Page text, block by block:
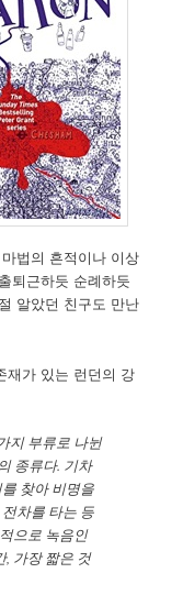
법의 흔적이나 이상
퇴근하듯 순례하듯
알았던 친구도 만난
재가 있는 런던의 강
지 부류로 나뉜
종류다. 기차
찾아 비명을
차를 타는 등
으로 녹음인
, 가장 짧은 것